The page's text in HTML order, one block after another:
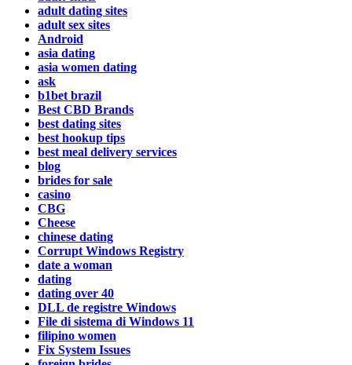
adult dating sites
adult sex sites
Android
asia dating
asia women dating
ask
b1bet brazil
Best CBD Brands
best dating sites
best hookup tips
best meal delivery services
blog
brides for sale
casino
CBG
Cheese
chinese dating
Corrupt Windows Registry
date a woman
dating
dating over 40
DLL de registre Windows
File di sistema di Windows 11
filipino women
Fix System Issues